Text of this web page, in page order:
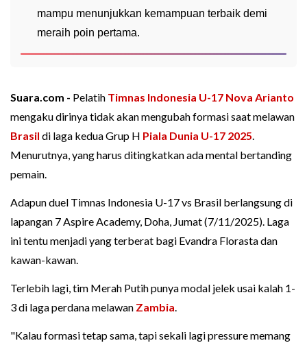
mampu menunjukkan kemampuan terbaik demi
meraih poin pertama.
Suara.com - Pelatih Timnas Indonesia U-17 Nova Arianto
mengaku dirinya tidak akan mengubah formasi saat melawan
Brasil di laga kedua Grup H Piala Dunia U-17 2025.
Menurutnya, yang harus ditingkatkan ada mental bertanding
pemain.
Adapun duel Timnas Indonesia U-17 vs Brasil berlangsung di
lapangan 7 Aspire Academy, Doha, Jumat (7/11/2025). Laga
ini tentu menjadi yang terberat bagi Evandra Florasta dan
kawan-kawan.
Terlebih lagi, tim Merah Putih punya modal jelek usai kalah 1-
3 di laga perdana melawan Zambia.
"Kalau formasi tetap sama, tapi sekali lagi pressure memang